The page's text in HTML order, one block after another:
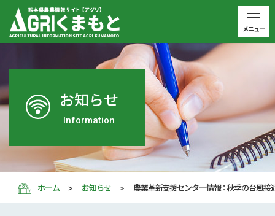
お知らせ
Information
ホーム お知らせ 農業革新支援センター情報 ： 秋季の台風
メニュー